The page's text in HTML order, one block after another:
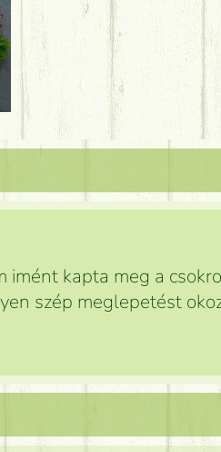
imént kapta meg a
szép meglepetést